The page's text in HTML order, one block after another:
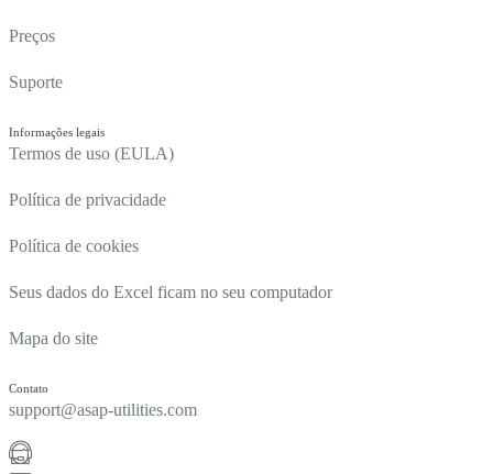
Preços
Suporte
Informações legais
Termos de uso (EULA)
Política de privacidade
Política de cookies
Seus dados do Excel ficam no seu computador
Mapa do site
Contato
support@asap-utilities.com